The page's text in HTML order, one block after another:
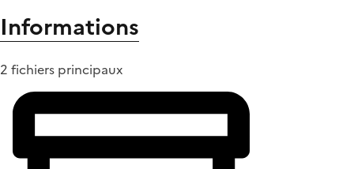
Informations
2 fichiers principaux